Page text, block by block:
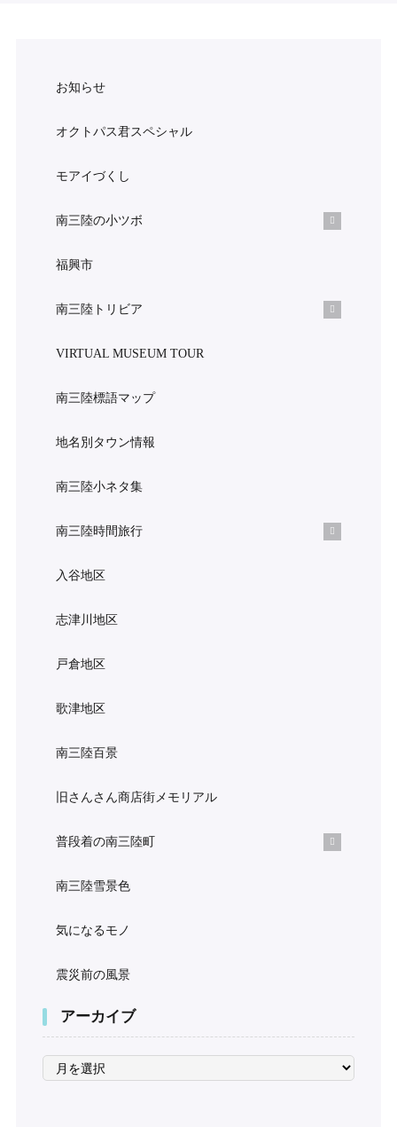
お知らせ
オクトパス君スペシャル
モアイづくし
南三陸の小ツボ
福興市
南三陸トリビア
VIRTUAL MUSEUM TOUR
南三陸標語マップ
地名別タウン情報
南三陸小ネタ集
南三陸時間旅行
入谷地区
志津川地区
戸倉地区
歌津地区
南三陸百景
旧さんさん商店街メモリアル
普段着の南三陸町
南三陸雪景色
気になるモノ
震災前の風景
アーカイブ
ア
カ